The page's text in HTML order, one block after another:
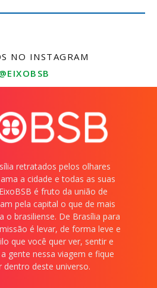
NO INSTAGRAM
retratados pelos olhares
a cidade e todas as suas
é fruto da união de
pela capital o que de mais
o brasiliense. De Brasília para
é levar, de forma leve e
que você quer ver, sentir e
gente nessa viagem e fique
dentro deste universo.